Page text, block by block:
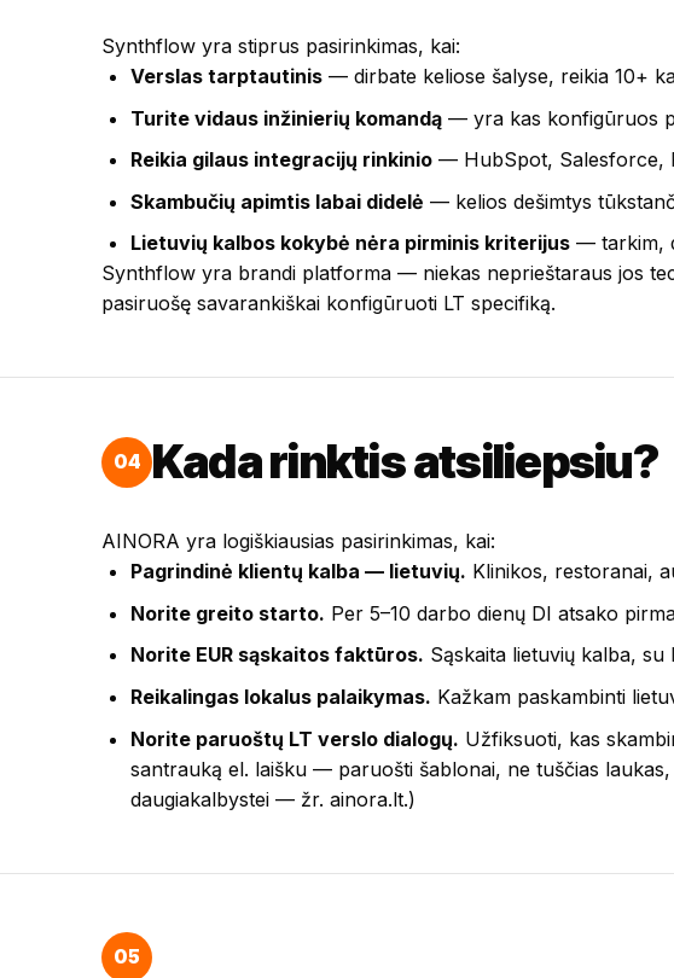
Synthflow yra stiprus pasirinkimas, kai:
Verslas tarptautinis — dirbate keliose šalyse, reikia 10+
Turite vidaus inžinierių komandą — yra kas konfigūruos
Reikia gilaus integracijų rinkinio — HubSpot, Salesforce,
Skambučių apimtis labai didelė — kelios dešimtys
Lietuvių kalbos kokybė nėra pirminis kriterijus — tarkim,
Synthflow yra brandi platforma — niekas neprieštaraus jos
pasiruošę savarankiškai konfigūruoti LT specifiką.
04 Kada rinktis atsiliepsiu?
AINORA yra logiškiausias pasirinkimas, kai:
Pagrindinė klientų kalba — lietuvių. Klinikos, restoranai,
Norite greito starto. Per 5–10 darbo dienų DI atsako
Norite EUR sąskaitos faktūros. Sąskaita lietuvių kalba,
Reikalingas lokalus palaikymas. Kažkam paskambinti
Norite paruoštų LT verslo dialogų. Užfiksuoti, kas
santrauką el. laišku — paruošti šablonai, ne tuščias
daugiakalbystei — žr. ainora.lt.)
05